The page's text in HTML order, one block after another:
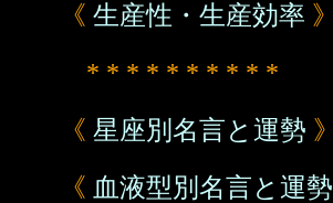
《 生産性・生産効率 》
* * * * * * * * * *
《 星座別名言と運勢 》
《 血液型別名言と運勢